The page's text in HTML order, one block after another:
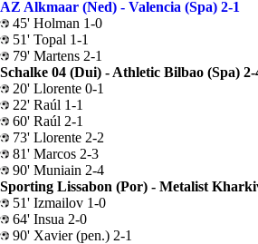
AZ Alkmaar (Ned) - Valencia (Spa) 2-1
45' Holman 1-0
51' Topal 1-1
79' Martens 2-1
Schalke 04 (Dui) - Athletic Bilbao (Spa) 2-
20' Llorente 0-1
22' Raúl 1-1
60' Raúl 2-1
73' Llorente 2-2
81' Marcos 2-3
90' Muniain 2-4
Sporting Lissabon (Por) - Metalist
51' Izmailov 1-0
64' Insua 2-0
90' Xavier (pen.) 2-1